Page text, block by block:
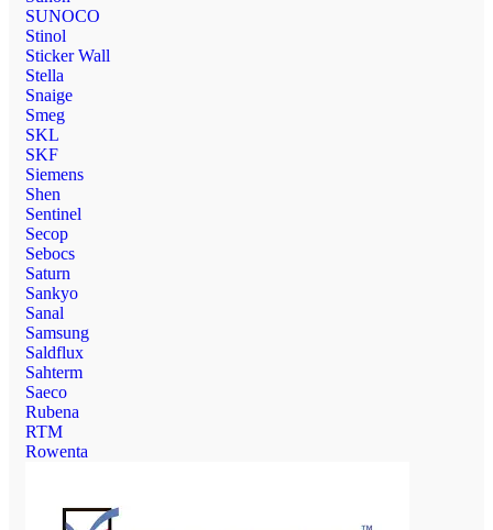
SUNOCO
Stinol
Sticker Wall
Stella
Snaige
Smeg
SKL
SKF
Siemens
Shen
Sentinel
Secop
Sebocs
Saturn
Sankyo
Sanal
Samsung
Saldflux
Sahterm
Saeco
Rubena
RTM
Rowenta